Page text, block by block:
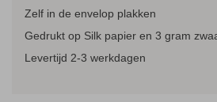
Zelf in de envelop plakken
Gedrukt op Silk papier en 3 gram
Levertijd 2-3 werkdagen